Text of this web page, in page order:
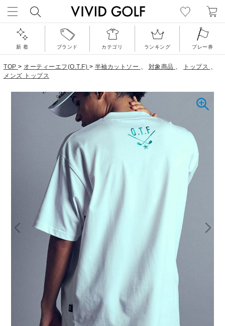
新 着 ブランド カテゴリ ランキング プレー券
TOP > オーティーエフ(O.T.F) > 半袖カットソー 、 対象商品 、 トップス 、
メンズ トップス